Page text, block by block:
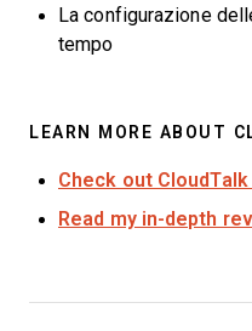
La configurazione
tempo
LEARN MORE ABOUT
Check out
Read my in-depth